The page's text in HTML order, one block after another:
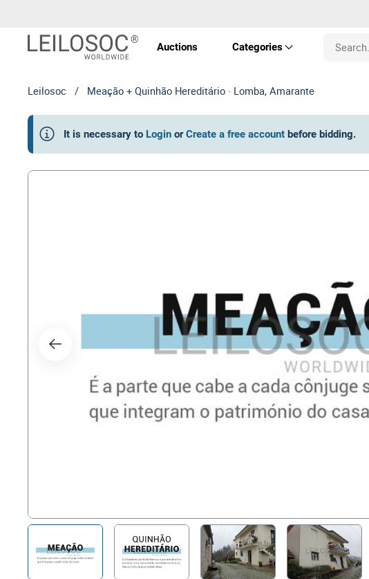
Auctions Categories
Real Estate
Vehicles
Rights
Technology
Furniture and
Leilosoc / Meação + Quinhão Hereditário · Lomba, Amarante
It is necessary to Login or Create a free account before bidding.